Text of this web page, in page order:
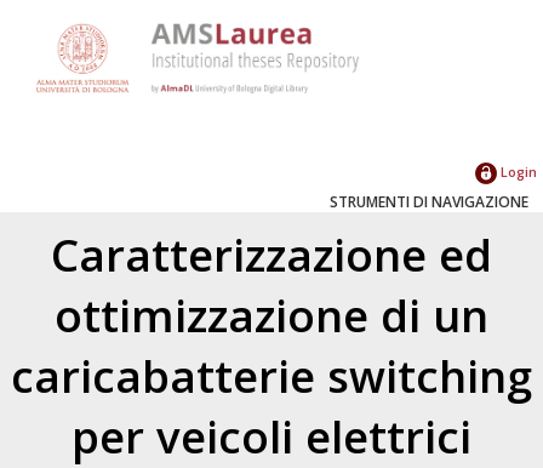
Login
STRUMENTI DI NAVIGAZIONE
Caratterizzazione ed
ottimizzazione di un
caricabatterie switching
per veicoli elettrici